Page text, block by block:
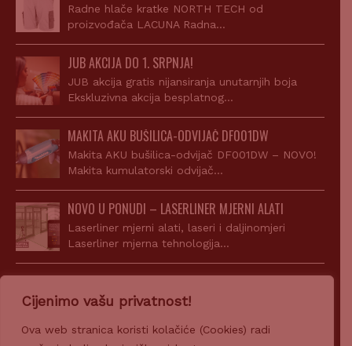
Cijenimo vašu privatnost!
Ova web stranica koristi kolačiće (Cookies) radi
Radne hlače kratke NORTH TECH od
proizvođača LACUNA Radna…
JUB AKCIJA DO 1. SRPNJA!
JUB akcija gratis nijansiranja unutarnjih boja
Ekskluzivna akcija besplatnog…
MAKITA AKU BUŠILICA-ODVIJAČ DF001DW
Makita AKU bušilica-odvijač DF001DW – NOVO!
Makita kumulatorski odvijač…
NOVO U PONUDI – LASERLINER MJERNI ALATI
Laserliner mjerni alati, laseri i daljinomjeri
Laserliner mjerna tehnologija…
AKCIJA! JUPOL CLASSIC 15L + SIGILL ACRYL
Uz kupnju JUPOL Classic 15l dobijete gratis Sigill